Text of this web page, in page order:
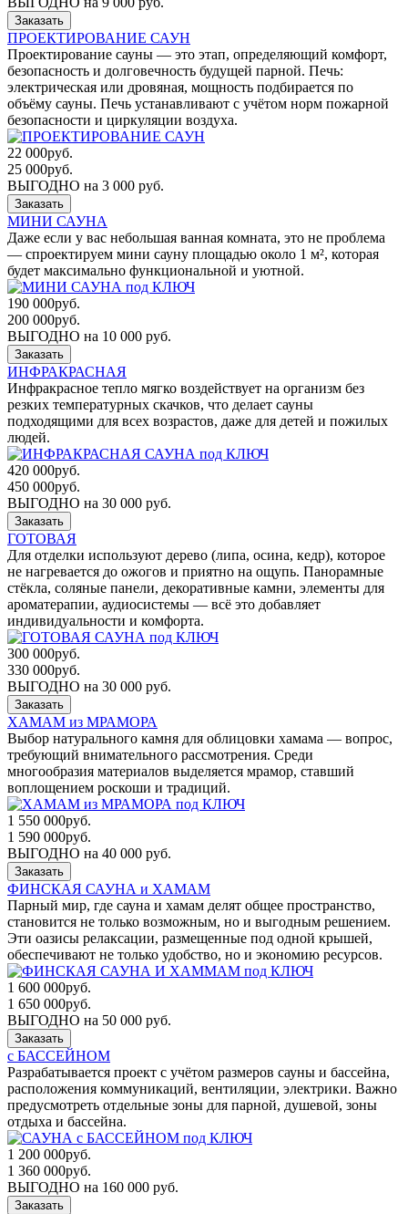
Заказать
ПРОЕКТИРОВАНИЕ САУН
Проектирование сауны — это этап, определяющий комфорт,
безопасность и долговечность будущей парной. Печь:
электрическая или дровяная, мощность подбирается по
объёму сауны. Печь устанавливают с учётом норм пожарной
безопасности и циркуляции воздуха.
22 000руб.
25 000руб.
ВЫГОДНО на 3 000 руб.
Заказать
МИНИ САУНА
Даже если у вас небольшая ванная комната, это не проблема
— cпроектируем мини сауну площадью около 1 м², которая
будет максимально функциональной и уютной.
190 000руб.
200 000руб.
ВЫГОДНО на 10 000 руб.
Заказать
ИНФРАКРАСНАЯ
Инфракрасное тепло мягко воздействует на организм без
резких температурных скачков, что делает сауны
подходящими для всех возрастов, даже для детей и пожилых
людей.
420 000руб.
450 000руб.
ВЫГОДНО на 30 000 руб.
Заказать
ГОТОВАЯ
Для отделки используют дерево (липа, осина, кедр), которое
не нагревается до ожогов и приятно на ощупь. Панорамные
стёкла, соляные панели, декоративные камни, элементы для
ароматерапии, аудиосистемы — всё это добавляет
индивидуальности и комфорта.
300 000руб.
330 000руб.
ВЫГОДНО на 30 000 руб.
Заказать
ХАМАМ из МРАМОРА
Выбор натурального камня для облицовки хамама — вопрос,
требующий внимательного рассмотрения. Среди
многообразия материалов выделяется мрамор, ставший
воплощением роскоши и традиций.
1 550 000руб.
1 590 000руб.
ВЫГОДНО на 40 000 руб.
Заказать
ФИНСКАЯ САУНА и ХАМАМ
Парный мир, где сауна и хамам делят общее пространство,
становится не только возможным, но и выгодным решением.
Эти оазисы релаксации, размещенные под одной крышей,
обеспечивают не только удобство, но и экономию ресурсов.
1 600 000руб.
1 650 000руб.
ВЫГОДНО на 50 000 руб.
Заказать
с БАССЕЙНОМ
Разрабатывается проект с учётом размеров сауны и бассейна,
расположения коммуникаций, вентиляции, электрики. Важно
предусмотреть отдельные зоны для парной, душевой, зоны
отдыха и бассейна.
1 200 000руб.
1 360 000руб.
ВЫГОДНО на 160 000 руб.
Заказать